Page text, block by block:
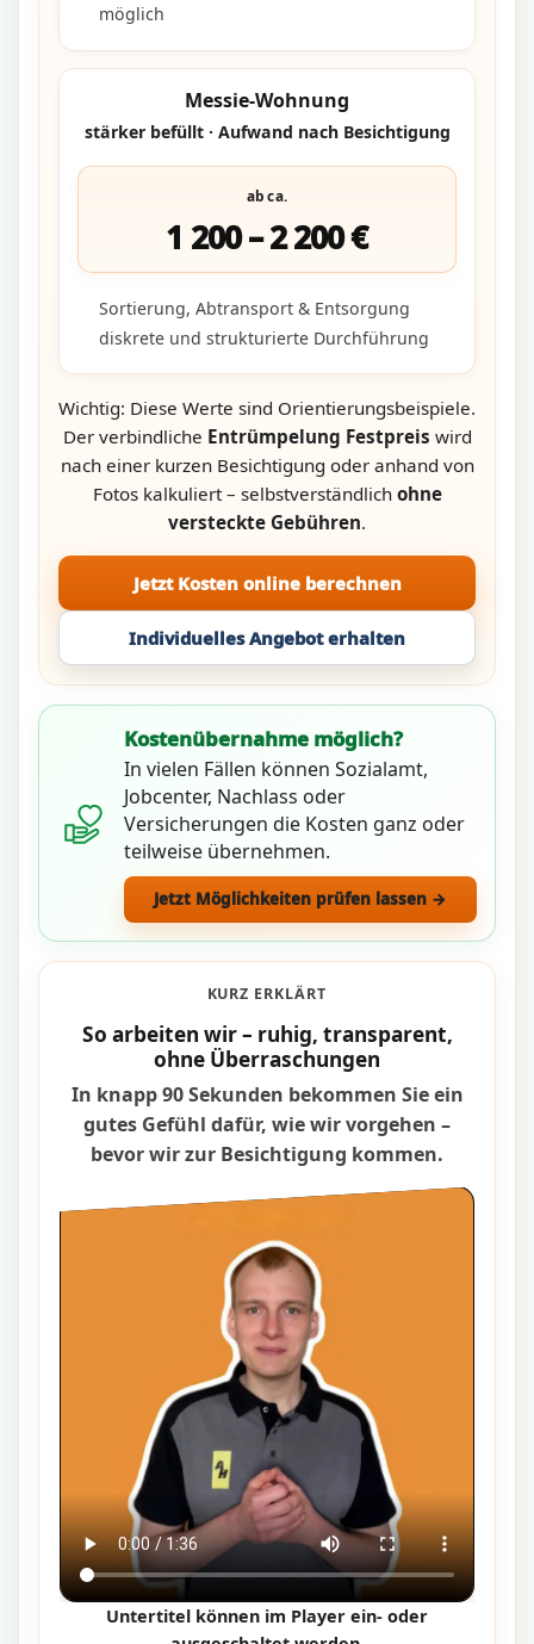
möglich
Messie-Wohnung
stärker befüllt · Aufwand nach Besichtigung
ab ca.
1 200 – 2 200 €
Sortierung, Abtransport & Entsorgung
diskrete und strukturierte Durchführung
Wichtig: Diese Werte sind Orientierungsbeispiele.
Der verbindliche Entrümpelung Festpreis wird
nach einer kurzen Besichtigung oder anhand von
Fotos kalkuliert – selbstverständlich ohne
versteckte Gebühren.
Jetzt Kosten online berechnen
Individuelles Angebot erhalten
Kostenübernahme möglich?
In vielen Fällen können Sozialamt,
Jobcenter, Nachlass oder
Versicherungen die Kosten ganz oder
teilweise übernehmen.
Jetzt Möglichkeiten prüfen lassen →
KURZ ERKLÄRT
So arbeiten wir – ruhig, transparent,
ohne Überraschungen
In knapp 90 Sekunden bekommen Sie ein
gutes Gefühl dafür, wie wir vorgehen –
bevor wir zur Besichtigung kommen.
Untertitel können im Player ein- oder